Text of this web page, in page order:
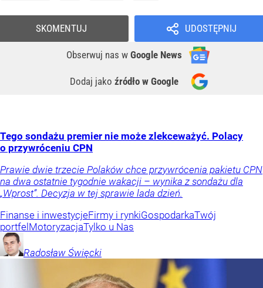
UDOSTĘPNIJ
Obserwuj nas w Google News
Dodaj jako źródło w Google
SKOMENTUJ
Tego sondażu premier nie może zlekceważyć. Polacy
o przywróceniu CPN
Prawie dwie trzecie Polaków chce przywrócenia pakietu CPN
na dwa ostatnie tygodnie wakacji – wynika z sondażu dla
„Wprost”. Decyzja w tej sprawie lada dzień.
Finanse i inwestycjeFirmy i rynkiGospodarkaTwój
portfel MotoryzacjaTylko u Nas
Radosław Święcki